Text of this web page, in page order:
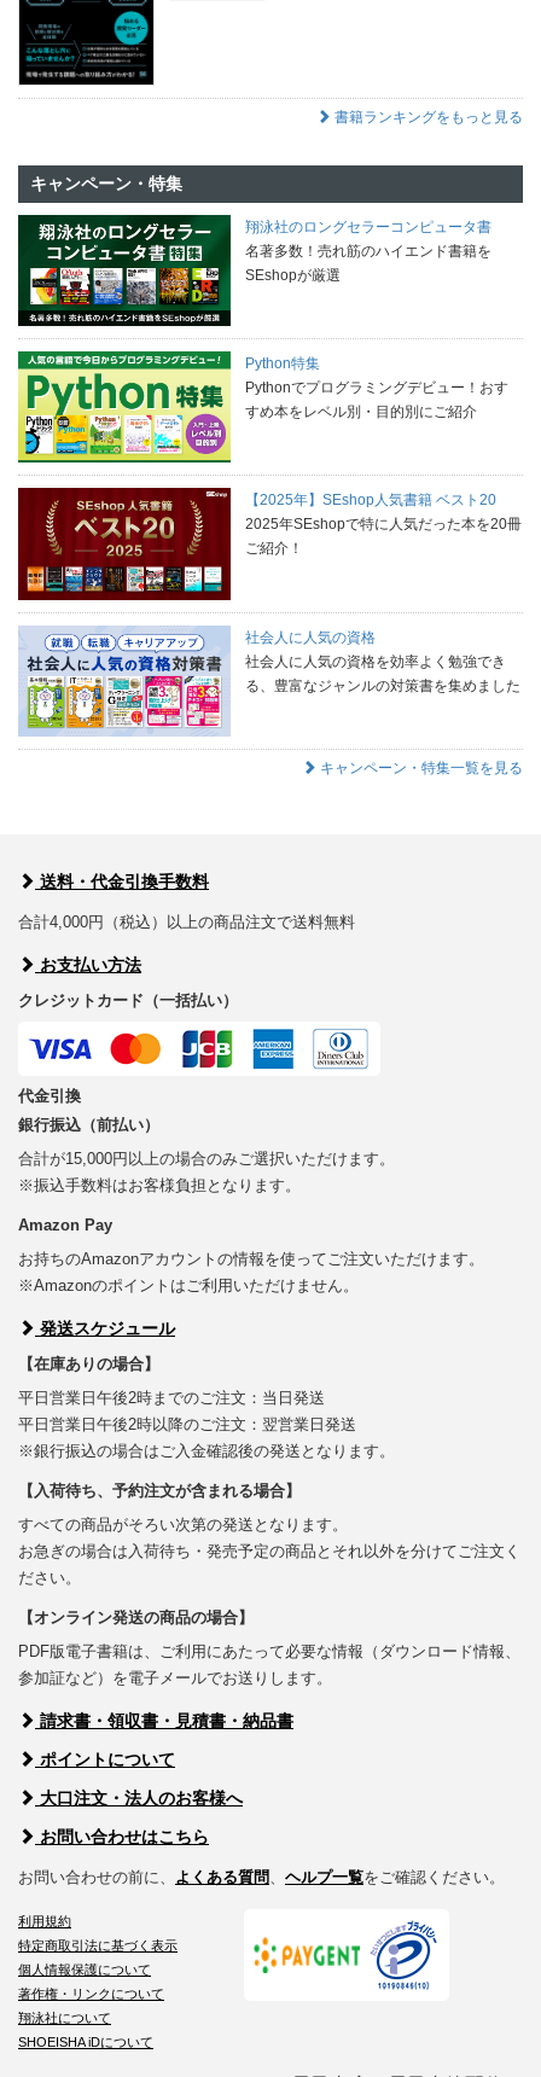
書籍ランキングをもっと見る
キャンペーン・特集
翔泳社のロングセラーコンピュータ書
名著多数！売れ筋のハイエンド書籍を
SEshopが厳選
Python特集
Pythonでプログラミングデビュー！おす
すめ本をレベル別・目的別にご紹介
【2025年】SEshop人気書籍 ベスト20
2025年SEshopで特に人気だった本を20冊
ご紹介！
社会人に人気の資格
社会人に人気の資格を効率よく勉強でき
る、豊富なジャンルの対策書を集めました
キャンペーン・特集一覧を見る
送料・代金引換手数料
合計4,000円（税込）以上の商品注文で送料無料
お支払い方法
クレジットカード（一括払い）
代金引換
銀行振込（前払い）
合計が15,000円以上の場合のみご選択いただけます。
※振込手数料はお客様負担となります。
Amazon Pay
お持ちのAmazonアカウントの情報を使ってご注文いただけます。
※Amazonのポイントはご利用いただけません。
発送スケジュール
【在庫ありの場合】
平日営業日午後2時までのご注文：当日発送
平日営業日午後2時以降のご注文：翌営業日発送
※銀行振込の場合はご入金確認後の発送となります。
【入荷待ち、予約注文が含まれる場合】
すべての商品がそろい次第の発送となります。
お急ぎの場合は入荷待ち・発売予定の商品とそれ以外を分けてご注文く
ださい。
【オンライン発送の商品の場合】
PDF版電子書籍は、ご利用にあたって必要な情報（ダウンロード情報、
参加証など）を電子メールでお送りします。
請求書・領収書・見積書・納品書
ポイントについて
大口注文・法人のお客様へ
お問い合わせはこちら
お問い合わせの前に、 よくある質問 ヘルプ一覧をご確認ください。
利用規約
特定商取引法に基づく表示
個人情報保護について
著作権・リンクについて
翔泳社について
SHOEISHA iDについて